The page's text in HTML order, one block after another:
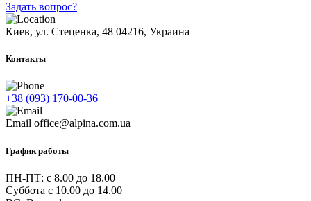
Задать вопрос?
Киев, ул. Стеценка, 48 04216, Украина
Контакты
+38 (093) 170-00-36
Email office@alpina.com.ua
График работы
ПН-ПТ: c 8.00 до 18.00
Суббота с 10.00 до 14.00